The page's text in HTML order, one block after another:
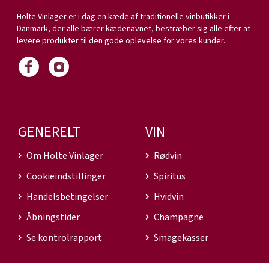
Holte Vinlager er i dag en kæde af traditionelle vinbutikker i
Danmark, der alle bærer kædenavnet, bestræber sig alle efter at
levere produkter til den gode oplevelse for vores kunder.
GENERELT
Om Holte Vinlager
Cookieindstillinger
Handelsbetingelser
Åbningstider
Se kontrolrapport
VIN
Rødvin
Spiritus
Hvidvin
Champagne
Smagekasser